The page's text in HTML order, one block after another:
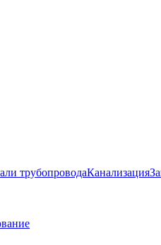
трубопроводаКанализация